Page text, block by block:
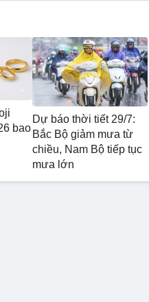
bao
Dự báo thời tiết 29/7:
Bắc Bộ giảm mưa từ
chiều, Nam Bộ tiếp tục
mưa lớn